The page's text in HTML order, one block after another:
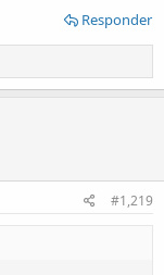
esteResponder
#1,219